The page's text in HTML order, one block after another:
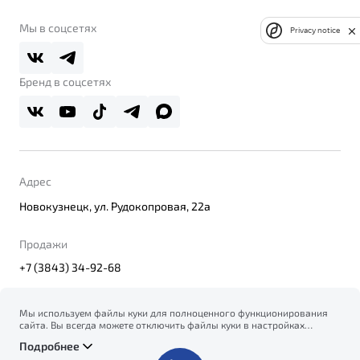
Belgee Плюс
Реферальная программа
О дилерском центре
Правовая информация
Мы в соцсетях
Бренд в соцсетях
Адрес
Новокузнецк, ул. Рудокопровая, 22а
Продажи
+7 (3843) 34-92-68
© 2026
Политика конфиденциальности персональных данных
Мы используем файлы куки для полноценного функционирования
сайта. Вы всегда можете отключить файлы куки в настройках
на сбор и использование файлов куки, и подтверждаете
Подробнее
Privacy notice